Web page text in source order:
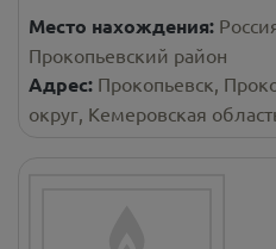
Место нахождения:
Прокопьевский район
Адрес: Прокопьевск,
округ, Кемеровская